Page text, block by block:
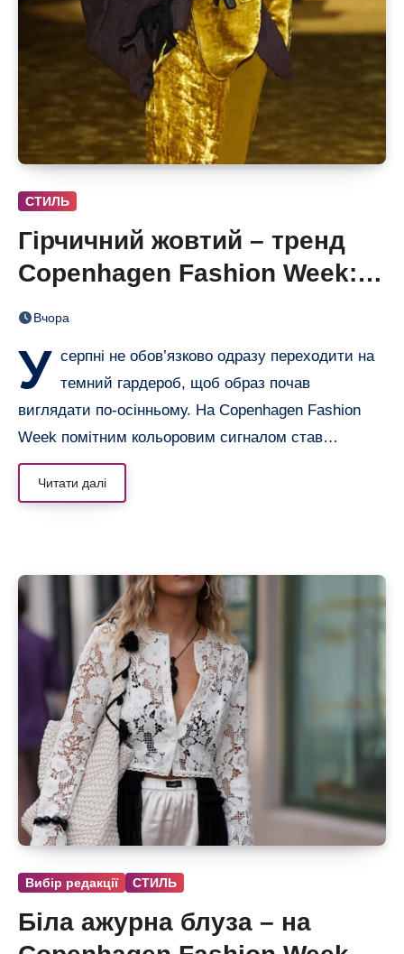
СТИЛЬ
Гірчичний жовтий – тренд
Copenhagen Fashion Week: 6
образів, що переводять літо
Вчора
У серпні не обов’язково одразу переходити на
темний гардероб, щоб образ почав
виглядати по-осінньому. На Copenhagen Fashion
Week помітним кольоровим сигналом став…
Читати далі
Вибір редакції СТИЛЬ
Біла ажурна блуза – на